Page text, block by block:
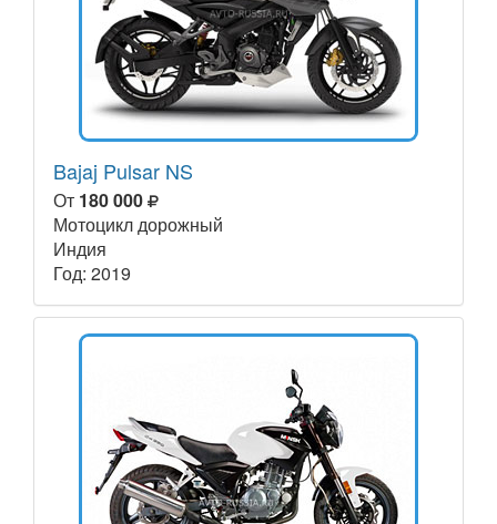
Bajaj Pulsar NS
От 180 000
Мотоцикл дорожный
Индия
Год: 2019